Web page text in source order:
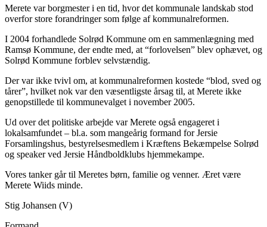
Merete var borgmester i en tid, hvor det kommunale landskab stod
overfor store forandringer som følge af kommunalreformen.
I 2004 forhandlede Solrød Kommune om en sammenlægning med
Ramsø Kommune, der endte med, at “forlovelsen” blev ophævet, og
Solrød Kommune forblev selvstændig.
Der var ikke tvivl om, at kommunalreformen kostede “blod, sved og
tårer”, hvilket nok var den væsentligste årsag til, at Merete ikke
genopstillede til kommunevalget i november 2005.
Ud over det politiske arbejde var Merete også engageret i
lokalsamfundet – bl.a. som mangeårig formand for Jersie
Forsamlingshus, bestyrelsesmedlem i Kræftens Bekæmpelse Solrød
og speaker ved Jersie Håndboldklubs hjemmekampe.
Vores tanker går til Meretes børn, familie og venner. Æret være
Merete Wiids minde.
Stig Johansen (V)